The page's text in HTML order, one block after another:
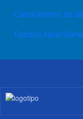
Canal interno de
Fondos Next
Imagen